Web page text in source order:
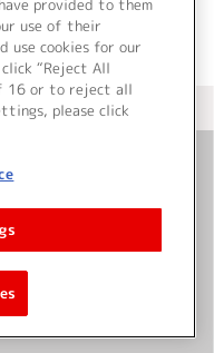
ページへ
Inc.
provided to them
use of their
use cookies for our
“Reject All
16 or to reject all
please click